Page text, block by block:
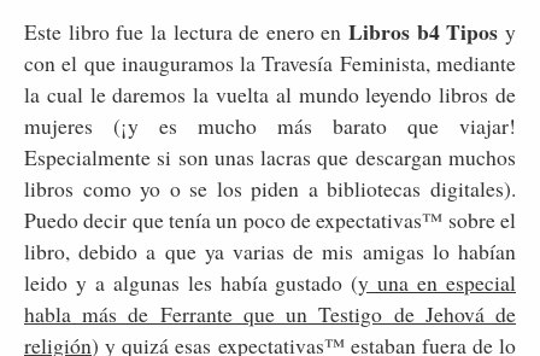
Este libro fue la lectura de enero enLibros b4 Tiposy
con el que inauguramos la Travesía Feminista, mediante
la cual le daremos la vuelta al mundo leyendo libros de
mujeres (¡y es mucho más barato que viajar!
Especialmente si son unas lacras que descargan muchos
libros como yo o se los piden a bibliotecas digitales).
Puedo decir que tenía un poco de expectativas™ sobre el
libro, debido a que ya varias de mis amigas lo habían
leido y a algunas les había gustado (y una en especial
habla más de Ferrante que un Testigo de Jehová de
religión) y quizá esas expectativas™ estaban fuera de lo